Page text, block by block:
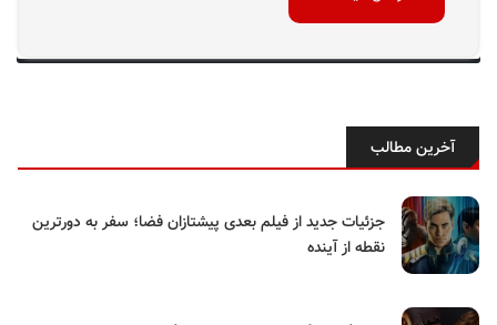
آخرین مطالب
جزئیات جدید از فیلم بعدی پیشتازان فضا؛ سفر به دورترین
نقطه از آینده